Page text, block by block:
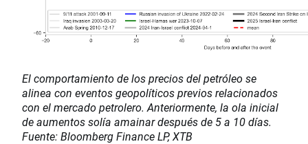
El comportamiento de los precios del petróleo se
alinea con eventos geopolíticos previos relacionados
con el mercado petrolero. Anteriormente, la ola inicial
de aumentos solía amainar después de 5 a 10 días.
Fuente: Bloomberg Finance LP, XTB